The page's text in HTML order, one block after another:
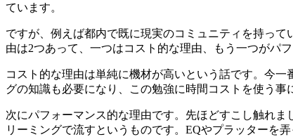
ています。
ですが、例えば都内で既に現実のコミュニティを持っ
由は2つあって、一つはコスト的な理由、もう一つがパ
コスト的な理由は単純に機材が高いという話です。今
グの知識も必要になり、この勉強に時間コストを使う事
次にパフォーマンス的な理由です。先ほどすこし触れ
リーミングで流すというものです。EQやプラッターを